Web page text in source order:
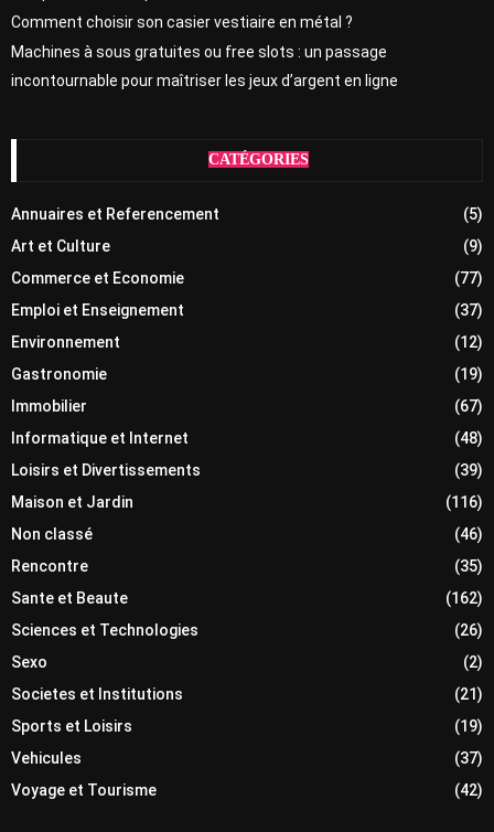
Comment choisir son casier vestiaire en métal ?
Machines à sous gratuites ou free slots : un passage
incontournable pour maîtriser les jeux d’argent en ligne
CATÉGORIES
Annuaires et Referencement
(5)
Art et Culture
(9)
Commerce et Economie
(77)
Emploi et Enseignement
(37)
Environnement
(12)
Gastronomie
(19)
Immobilier
(67)
Informatique et Internet
(48)
Loisirs et Divertissements
(39)
Maison et Jardin
(116)
Non classé
(46)
Rencontre
(35)
Sante et Beaute
(162)
Sciences et Technologies
(26)
Sexo
(2)
Societes et Institutions
(21)
Sports et Loisirs
(19)
Vehicules
(37)
Voyage et Tourisme
(42)